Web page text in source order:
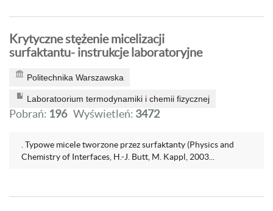
Krytyczne stężenie micelizacji
surfaktantu- instrukcje laboratoryjne
Politechnika Warszawska
Laboratoorium termodynamiki i chemii fizycznej
Pobrań: 196 Wyświetleń: 3472
. Typowe micele tworzone przez surfaktanty (Physics and
Chemistry of Interfaces, H.-J. Butt, M. Kappl, 2003...